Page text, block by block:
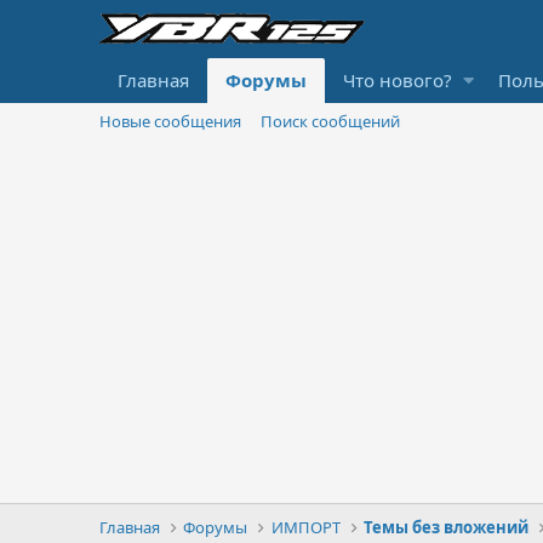
Главная Форумы Что нового?
Новые сообщения Поиск сообщений
Главная Форумы ИМПОРТ Темы без вложений